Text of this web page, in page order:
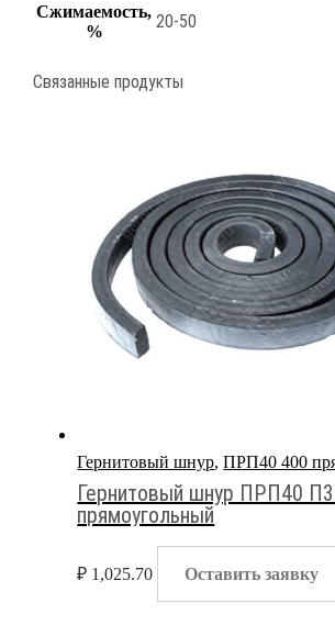
Сжимаемость,
%
20-50
Связанные продукты
Гернитовый шнур,ПРП40 400
Гернитовый шнур ПРП40
прямоугольный
₽ 1,025.70 Оставить заявку